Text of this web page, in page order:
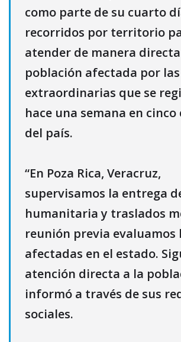
como parte de su cuarto
recorridos por territorio
atender de manera
población afectada por
extraordinarias que se
hace una semana en cinco
del país.
“En Poza Rica, Veracruz,
supervisamos la entrega
humanitaria y traslados
reunión previa evaluamos
afectadas en el estado.
atención directa a la
informó a través de sus
sociales.